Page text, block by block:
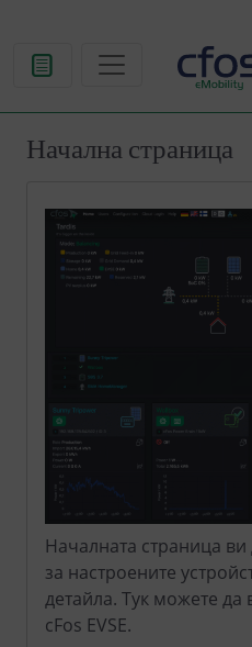
Начална страница
Началната страница
за настроените
детайла. Тук можете да
cFos EVSE.